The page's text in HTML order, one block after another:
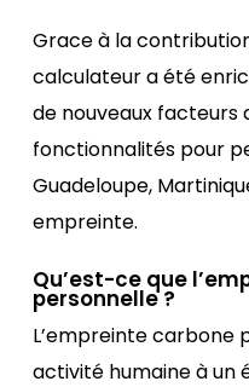
Grace à la
calculateur a été
de nouveaux facteurs
fonctionnalités pour
Guadeloupe,
empreinte.
Qu’est-ce que
personnelle ?
L’empreinte carbone
activité humaine à un